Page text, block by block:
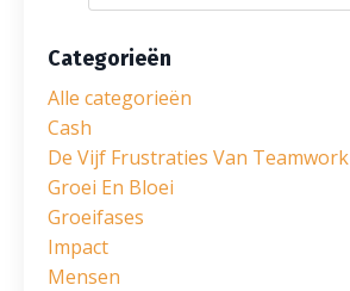
Categorieën
Alle categorieën
Cash
De Vijf Frustraties Van Teamwork
Groei En Bloei
Groeifases
Impact
Mensen